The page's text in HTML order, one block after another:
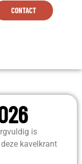
CONTACT
is
kavelkrant